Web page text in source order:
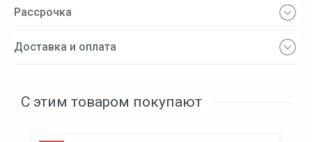
Рассрочка
Доставка и оплата
С этим товаром покупают